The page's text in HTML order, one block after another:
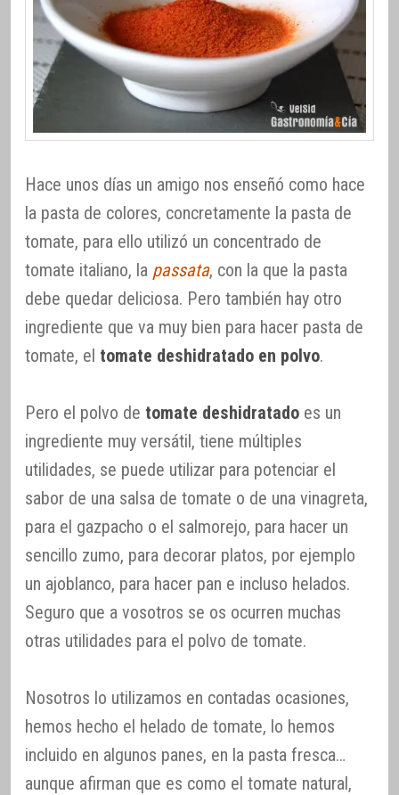
Hace unos días un amigo nos enseñó como hace
la pasta de colores, concretamente la pasta de
tomate, para ello utilizó un concentrado de
tomate italiano, la passata, con la que la pasta
debe quedar deliciosa. Pero también hay otro
ingrediente que va muy bien para hacer pasta de
tomate, el tomate deshidratado en polvo.
Pero el polvo de tomate deshidratado es un
ingrediente muy versátil, tiene múltiples
utilidades, se puede utilizar para potenciar el
sabor de una salsa de tomate o de una vinagreta,
para el gazpacho o el salmorejo, para hacer un
sencillo zumo, para decorar platos, por ejemplo
un ajoblanco, para hacer pan e incluso helados.
Seguro que a vosotros se os ocurren muchas
otras utilidades para el polvo de tomate.
Nosotros lo utilizamos en contadas ocasiones,
hemos hecho el helado de tomate, lo hemos
incluido en algunos panes, en la pasta fresca…
aunque afirman que es como el tomate natural,